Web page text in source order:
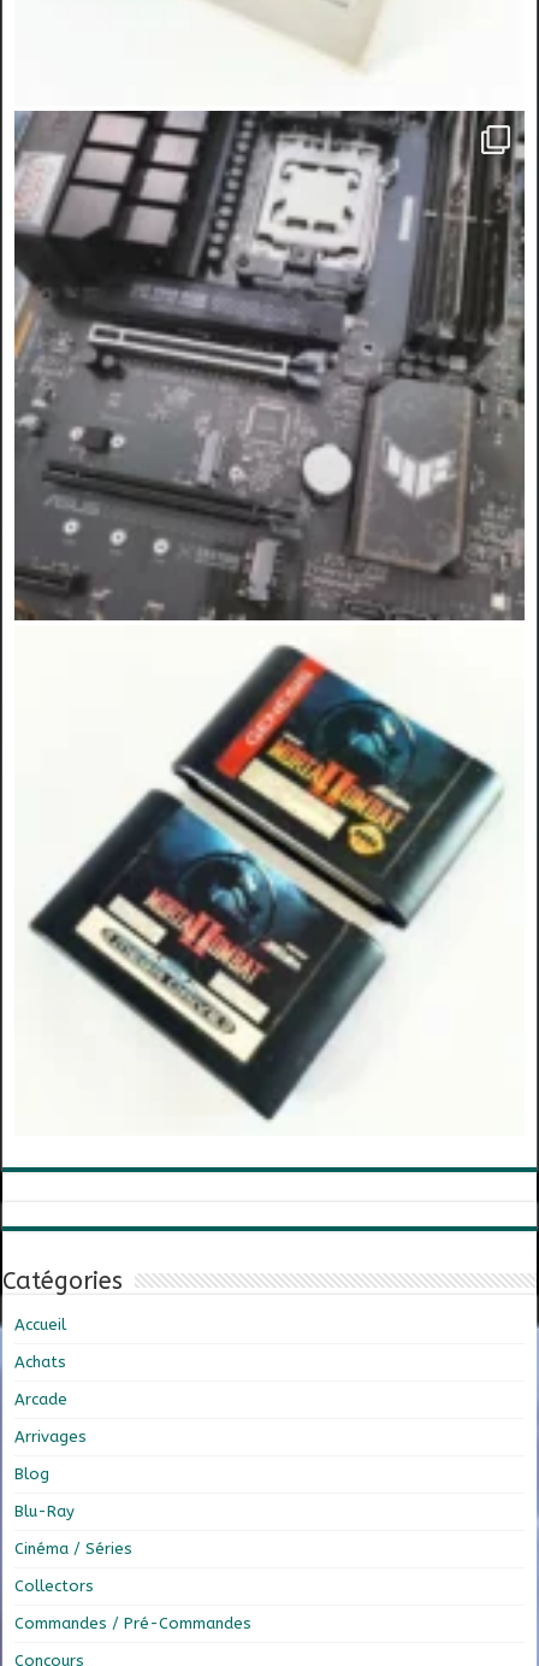
Catégories
Accueil
Achats
Arcade
Arrivages
Blog
Blu-Ray
Cinéma / Séries
Collectors
Commandes / Pré-Commandes
Concours